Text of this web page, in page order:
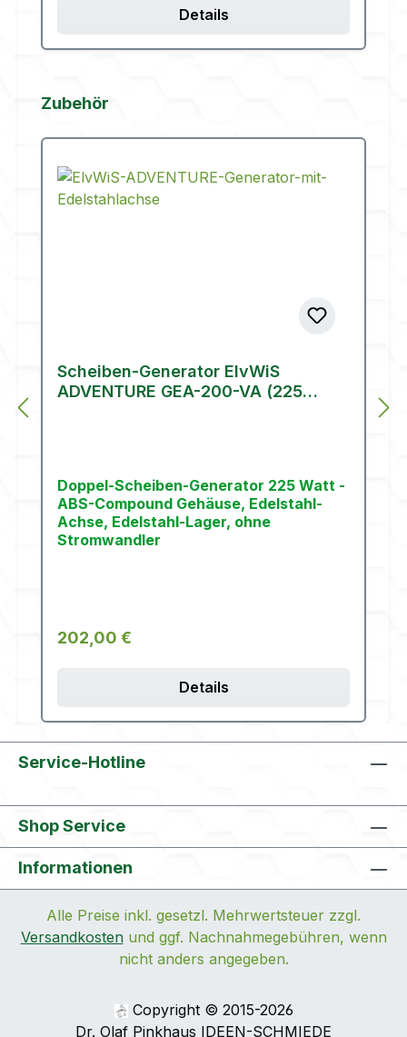
Details
Produktgalerie überspringen
Zubehör
Scheiben-Generator ElvWiS
ADVENTURE GEA-200-VA (225
Doppel-Scheiben-Generator 225 Watt -
ABS-Compound Gehäuse, Edelstahl-
Achse, Edelstahl-Lager, ohne
Stromwandler
Regulärer Preis:
202,00 €
Details
Service-Hotline
Shop Service
Informationen
Alle Preise inkl. gesetzl. Mehrwertsteuer zzgl.
Versandkostenund ggf. Nachnahmegebühren, wenn
nicht anders angegeben.
Copyright © 2015-2026
Dr. Olaf Pinkhaus IDEEN-SCHMIEDE